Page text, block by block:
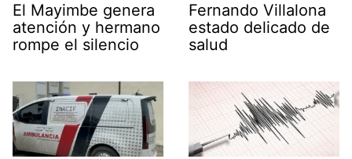
El Mayimbe genera
atención y hermano
rompe el silencio
Fernando Villalona
estado delicado de
salud